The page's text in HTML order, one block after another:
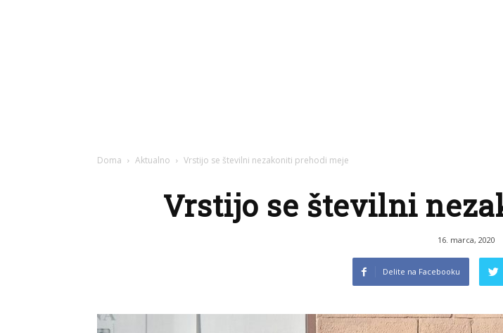
Doma Aktualno Vrstijo se številni nezakoniti prehodi meje
Vrstijo se številni
16. marca, 2020
Delite na Facebooku